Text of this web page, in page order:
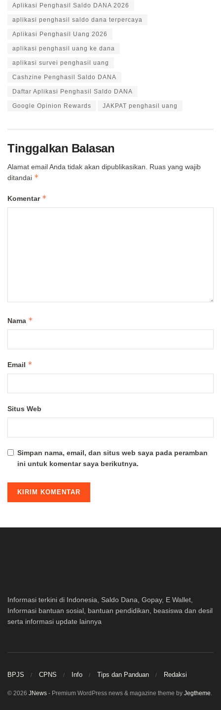
Aplikasi Penghasil Saldo DANA 2026
aplikasi penghasil saldo dana terpercaya
Aplikasi Penghasil Uang 2026
aplikasi penghasil uang ke dana
aplikasi survei penghasil uang
Cashzine Penghasil Saldo DANA
Daftar Aplikasi Penghasil Saldo DANA
Google Opinion Rewards JAKPAT penghasil uang
Tinggalkan Balasan
Alamat email Anda tidak akan dipublikasikan.
Ruas yang wajib
ditandai *
Komentar *
Nama *
Email *
Situs Web
Simpan nama, email, dan situs web saya pada peramban
ini untuk komentar saya berikutnya.
Informasi terkini di Indonesia, Saldo Dana, Gopay, E Wallet,
Informasi bantuan sosial, bantuan pendidikan, beasiswa dan desil
serta informasi update lainnya
BPJS CPNS Info Tips dan Panduan Redaksi
© 2026 JNews - Premium WordPress news & magazine theme by Jegtheme.